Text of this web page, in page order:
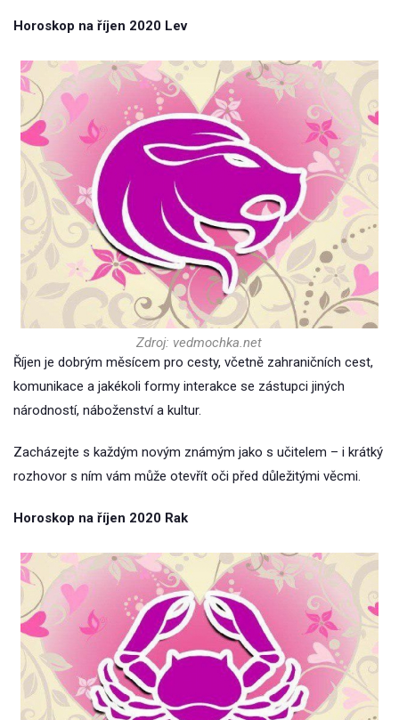
Horoskop na říjen 2020 Lev
Zdroj: vedmochka.net
Říjen je dobrým měsícem pro cesty, včetně zahraničních cest,
komunikace a jakékoli formy interakce se zástupci jiných
národností, náboženství a kultur.
Zacházejte s každým novým známým jako s učitelem – i krátký
rozhovor s ním vám může otevřít oči před důležitými věcmi.
Horoskop na říjen 2020 Rak